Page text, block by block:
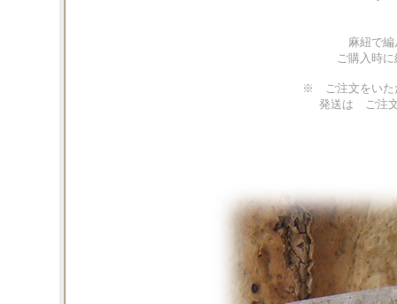
麻紐で
ご購入時
※ ご注文をいた
発送は ご注